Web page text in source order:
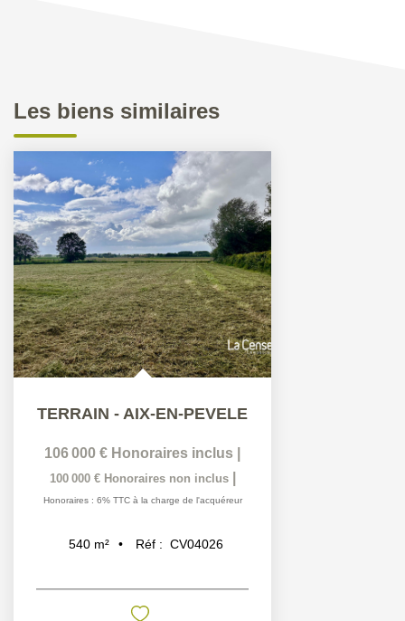
Les biens similaires
TERRAIN - AIX-EN-PEVELE
106 000 € Honoraires inclus
100 000 € Honoraires non inclus
Honoraires : 6% TTC à la charge de l'acquéreur
540 m² Réf : CV04026